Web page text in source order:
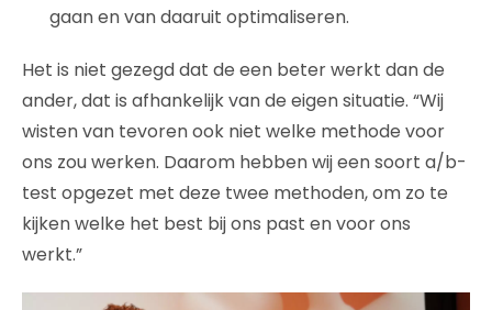
gaan en van daaruit optimaliseren.
Het is niet gezegd dat de een beter werkt dan de
ander, dat is afhankelijk van de eigen situatie. “Wij
wisten van tevoren ook niet welke methode voor
ons zou werken. Daarom hebben wij een soort a/b-
test opgezet met deze twee methoden, om zo te
kijken welke het best bij ons past en voor ons
werkt.”